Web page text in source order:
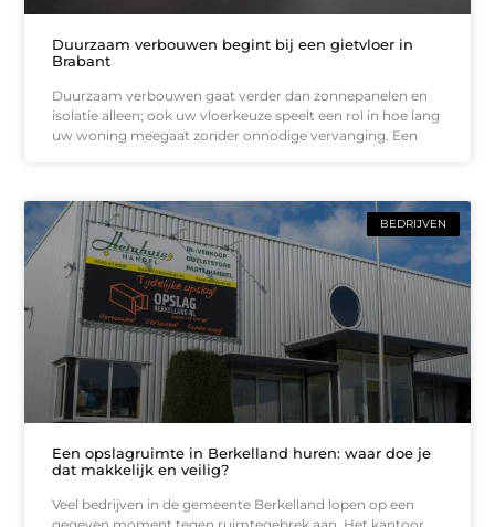
Duurzaam verbouwen begint bij een gietvloer in
Brabant
Duurzaam verbouwen gaat verder dan zonnepanelen en
isolatie alleen; ook uw vloerkeuze speelt een rol in hoe lang
uw woning meegaat zonder onnodige vervanging. Een
BEDRIJVEN
Een opslagruimte in Berkelland huren: waar doe je
dat makkelijk en veilig?
Veel bedrijven in de gemeente Berkelland lopen op een